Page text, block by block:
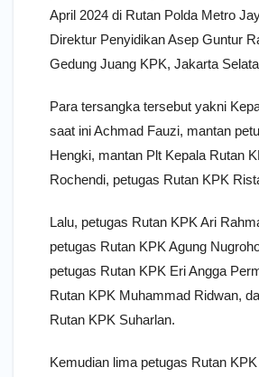
April 2024 di Rutan Polda Metro
Direktur Penyidikan Asep Guntur
Gedung Juang KPK, Jakarta
Para tersangka tersebut yakni
saat ini Achmad Fauzi, mantan
Hengki, mantan Plt Kepala Rutan
Rochendi, petugas Rutan KPK
Lalu, petugas Rutan KPK Ari
petugas Rutan KPK Agung
petugas Rutan KPK Eri Angga
Rutan KPK Muhammad Ridwan,
Rutan KPK Suharlan.
Kemudian lima petugas Rutan